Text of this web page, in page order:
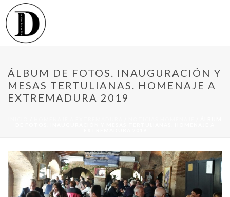
ÁLBUM DE FOTOS. INAUGURACIÓN Y
MESAS TERTULIANAS. HOMENAJE A
EXTREMADURA 2019